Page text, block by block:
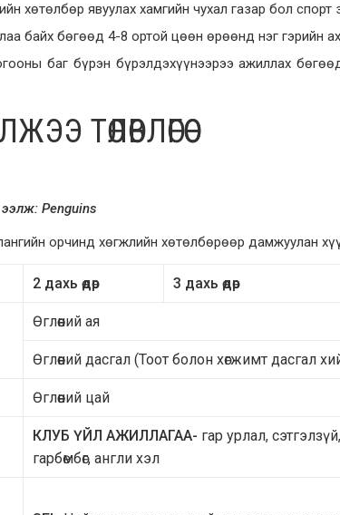
хөтөлбөр явуулах хамгийн чухал газар бол спорт
байх бөгөөд 4-8 ортой цөөн өрөөнд нэг гэрийн
баг бүрэн бүрэлдэхүүнээрээ ажиллах
ТӨЛӨВЛӨГӨӨ
ээлж: Penguins
орчинд хөгжлийн хөтөлбөрөөр дамжуулан
2 дахь өдөр 3 дахь өдөр
Өглөөний ая
Өглөөний дасгал (Тоот болон хөгжимт дасгал
Өглөөний цай
КЛУБ ҮЙЛ АЖИЛЛАГАА- гар урлал,
гарбөмбөг, англи хэл